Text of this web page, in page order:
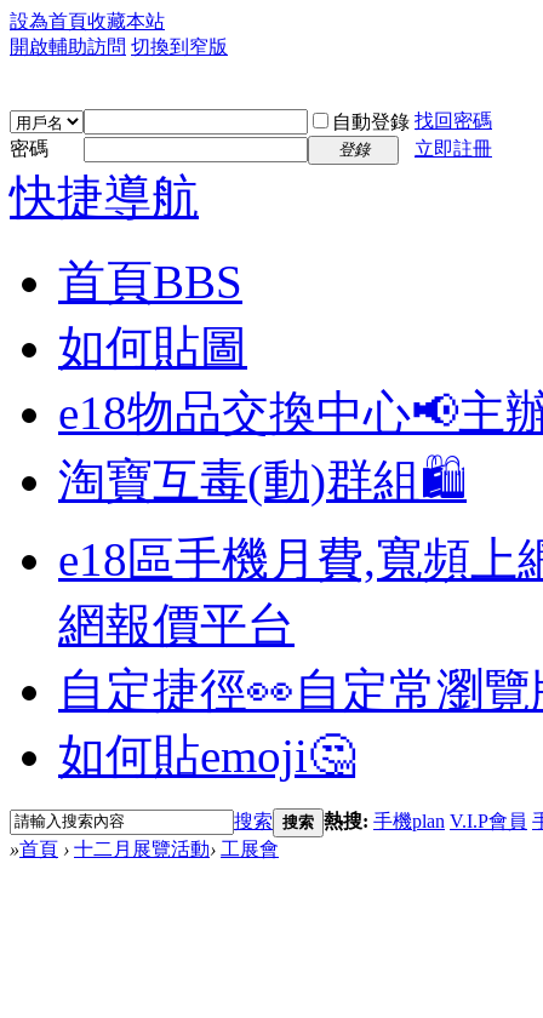
設為首頁收藏本站
開啟輔助訪問 切換到窄版
自動登錄 找回密碼
密碼
登錄 立即註冊
快捷導航
首頁BBS
如何貼圖
e18物品交換中心📢主
淘寶互毒(動)群組🛍️
e18區手機月費,寬頻上
網報價平台
自定捷徑👀自定常瀏
如何貼emoji🤔
搜索 搜索 熱搜: 手機plan V.I.P會員
»首頁 › 十二月展覽活動› 工展會